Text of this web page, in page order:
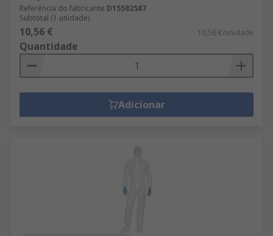
Referência do fabricante D15582587
Subtotal (1 unidade)
10,56 € 10,56 €/unidade
Quantidade
Adicionar